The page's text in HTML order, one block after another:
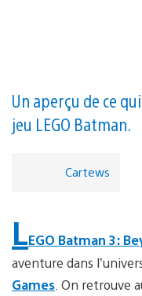
Un aperçu de ce
jeu LEGO Batman.
Cartews
LEGO Batman 3:
aventure dans
Games . On retrouve